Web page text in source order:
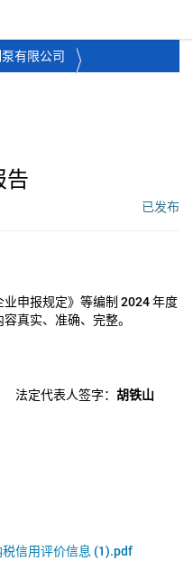
有限公司
告
已发布
申报规定》等编制 2024年度
真实、准确、完整。
法定代表人签字： 胡铁山
信用评价信息 (1).pdf